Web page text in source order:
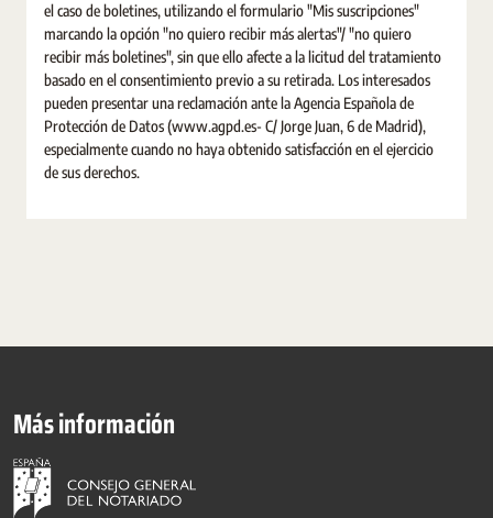
el caso de boletines, utilizando el formulario "Mis suscripciones"
marcando la opción "no quiero recibir más alertas"/ "no quiero
recibir más boletines", sin que ello afecte a la licitud del tratamiento
basado en el consentimiento previo a su retirada. Los interesados
pueden presentar una reclamación ante la Agencia Española de
Protección de Datos (www.agpd.es- C/ Jorge Juan, 6 de Madrid),
especialmente cuando no haya obtenido satisfacción en el ejercicio
de sus derechos.
Más información